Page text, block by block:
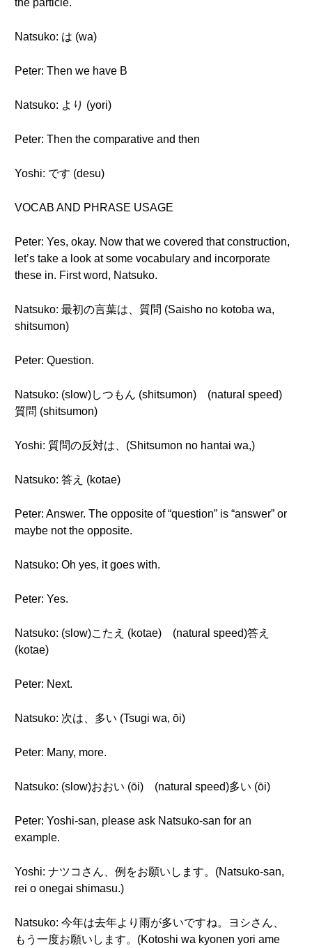
the particle.
Natsuko: は (wa)
Peter: Then we have B
Natsuko: より (yori)
Peter: Then the comparative and then
Yoshi: です (desu)
VOCAB AND PHRASE USAGE
Peter: Yes, okay. Now that we covered that construction,
let’s take a look at some vocabulary and incorporate
these in. First word, Natsuko.
Natsuko: 最初の言葉は、質問 (Saisho no kotoba wa,
shitsumon)
Peter: Question.
Natsuko: (slow)しつもん (shitsumon) (natural speed)
質問 (shitsumon)
Yoshi: 質問の反対は、(Shitsumon no hantai wa,)
Natsuko: 答え (kotae)
Peter: Answer. The opposite of “question” is “answer” or
maybe not the opposite.
Natsuko: Oh yes, it goes with.
Peter: Yes.
Natsuko: (slow)こたえ (kotae) (natural speed)答え
(kotae)
Peter: Next.
Natsuko: 次は、多い (Tsugi wa, ōi)
Peter: Many, more.
Natsuko: (slow)おおい (ōi) (natural speed)多い (ōi)
Peter: Yoshi-san, please ask Natsuko-san for an
example.
Yoshi: ナツコさん、例をお願いします。(Natsuko-san,
rei o onegai shimasu.)
Natsuko: 今年は去年より雨が多いですね。ヨシさん、
もう一度お願いします。(Kotoshi wa kyonen yori ame